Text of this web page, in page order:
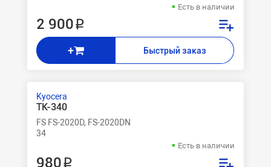
Есть в наличии
2 900 ₽
+ Быстрый заказ
Kyocera
TK-340
FS FS-2020D, FS-2020DN
34
Есть в наличии
980 ₽